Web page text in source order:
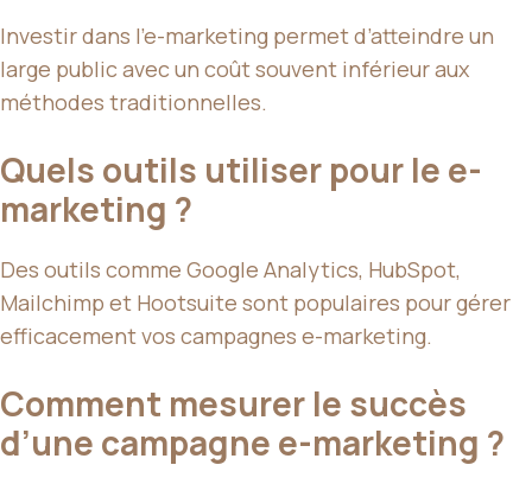
Investir dans l’e-marketing permet d’atteindre un
large public avec un coût souvent inférieur aux
méthodes traditionnelles.
Quels outils utiliser pour le e-
marketing ?
Des outils comme Google Analytics, HubSpot,
Mailchimp et Hootsuite sont populaires pour gérer
efficacement vos campagnes e-marketing.
Comment mesurer le succès
d’une campagne e-marketing ?